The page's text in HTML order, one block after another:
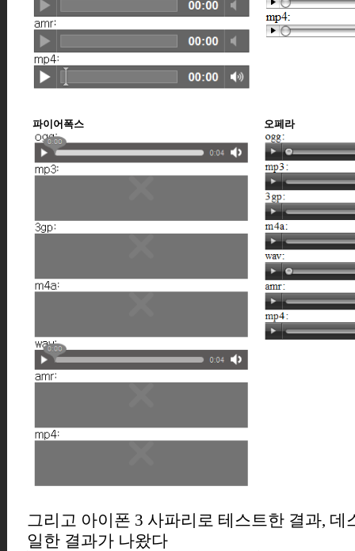
파이어폭스 오페라
그리고 아이폰 3 사파리로 테스트한 결과, 데
일한 결과가 나왔다